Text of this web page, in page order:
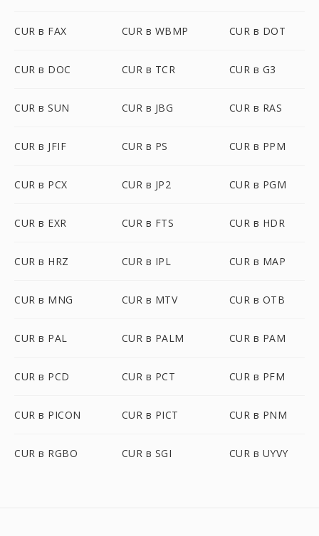
CUR в FAX CUR в WBMP CUR в DOT
CUR в DOC CUR в TCR CUR в G3
CUR в SUN CUR в JBG CUR в RAS
CUR в JFIF CUR в PS CUR в PPM
CUR в PCX CUR в JP2 CUR в PGM
CUR в EXR CUR в FTS CUR в HDR
CUR в HRZ CUR в IPL CUR в MAP
CUR в MNG CUR в MTV CUR в OTB
CUR в PAL CUR в PALM CUR в PAM
CUR в PCD CUR в PCT CUR в PFM
CUR в PICON CUR в PICT CUR в PNM
CUR в RGBO CUR в SGI CUR в UYVY